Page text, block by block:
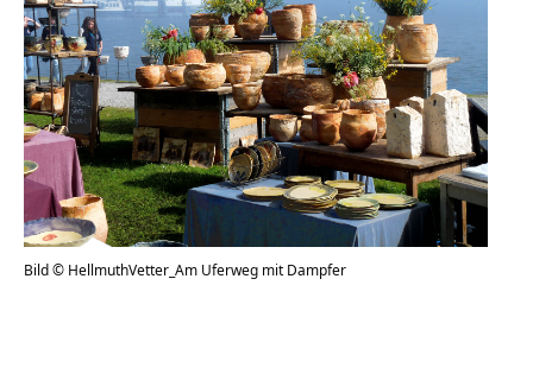
Bild © HellmuthVetter_Am Uferweg mit Dampfer